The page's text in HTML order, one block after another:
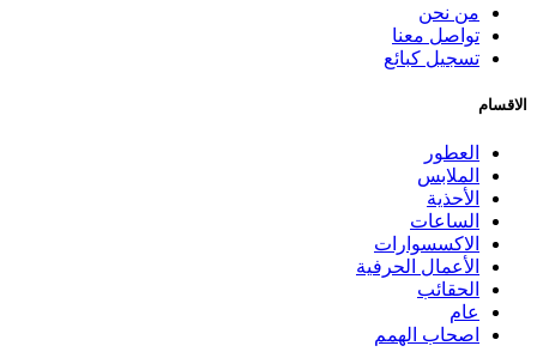
من نحن
تواصل معنا
تسجيل كبائع
الاقسام
العطور
الملابس
الأحذية
الساعات
الاكسسوارات
الأعمال الحرفية
الحقائب
عام
اصحاب الهمم